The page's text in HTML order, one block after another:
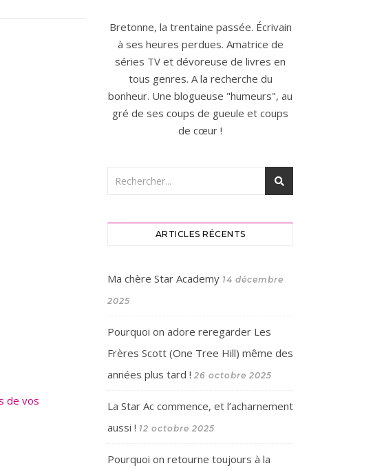
de vos
Bretonne, la trentaine passée. Écrivain
à ses heures perdues. Amatrice de
séries TV et dévoreuse de livres en
tous genres. A la recherche du
bonheur. Une blogueuse "humeurs", au
gré de ses coups de gueule et coups
de cœur !
ARTICLES RÉCENTS
Ma chère Star Academy 14 décembre
2025
Pourquoi on adore reregarder Les
Frères Scott (One Tree Hill) même des
années plus tard ! 26 octobre 2025
La Star Ac commence, et l’acharnement
aussi ! 12 octobre 2025
Pourquoi on retourne toujours à la